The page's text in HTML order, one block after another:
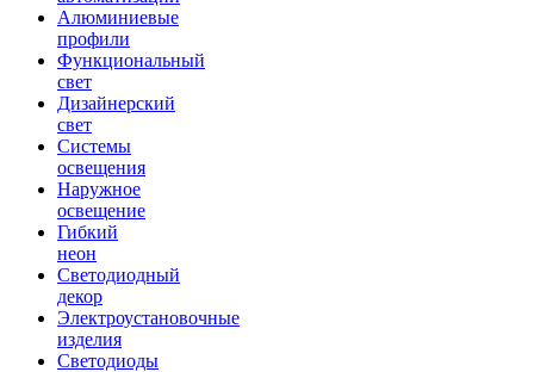
Алюминиевые
профили
Функциональный
свет
Дизайнерский
свет
Системы
освещения
Наружное
освещение
Гибкий
неон
Светодиодный
декор
Электроустановочные
изделия
Светодиоды